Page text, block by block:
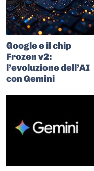
Google e il chip
Frozen v2:
l’evoluzione dell’AI
con Gemini